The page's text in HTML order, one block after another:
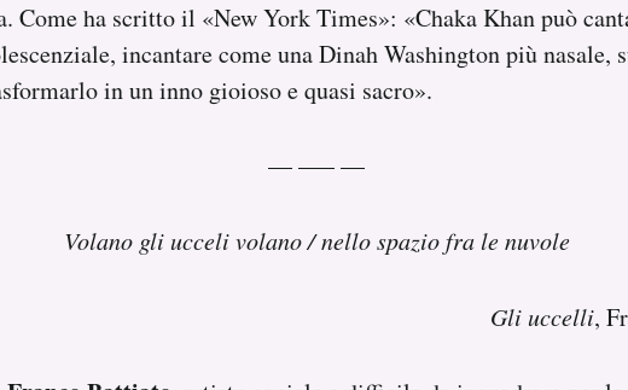
Come ha scritto il «New York Times»: «Chaka Khan può
incantare come una Dinah Washington più nasale,
in un inno gioioso e quasi sacro».
— —– —
Volano gli ucceli volano / nello spazio fra le nuvole
Gli uccelli,